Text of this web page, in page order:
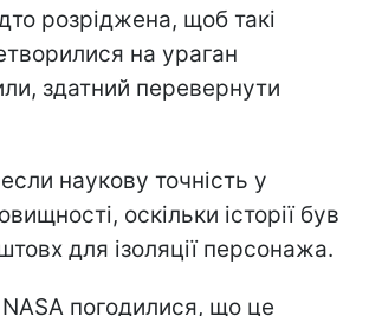
розріджена, щоб такі
на ураган
здатний перевернути
наукову точність у
оскільки історії був
для ізоляції персонажа.
погодилися, що це